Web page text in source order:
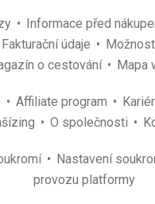
Informace před
Fakturační údaje
o cestování
Mapa
Affiliate program
O společnosti
Nastavení
provozu platformy